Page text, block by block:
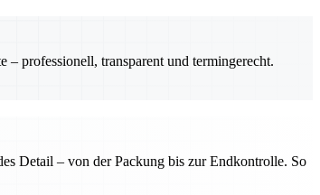
– professionell, transparent und termingerecht.
Detail – von der Packung bis zur Endkontrolle. So